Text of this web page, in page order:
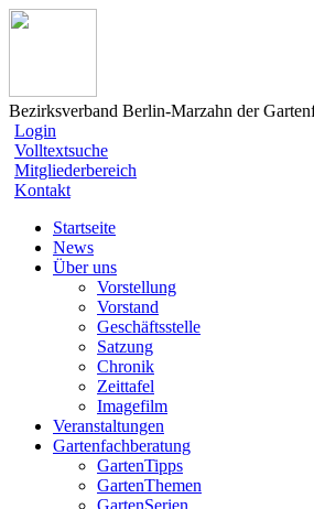
Bezirksverband Berlin-Marzahn der
Login
Volltextsuche
Mitgliederbereich
Kontakt
Startseite
News
Über uns
Vorstellung
Vorstand
Geschäftsstelle
Satzung
Chronik
Zeittafel
Imagefilm
Veranstaltungen
Gartenfachberatung
GartenTipps
GartenThemen
GartenSerien